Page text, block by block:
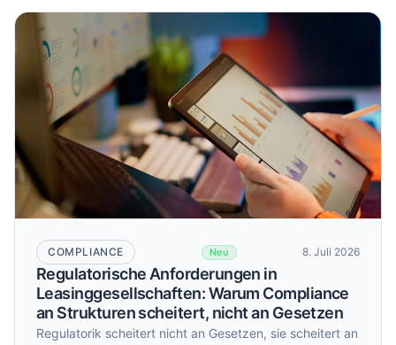
COMPLIANCE Neu 8. Juli 2026
Regulatorische Anforderungen in
Leasinggesellschaften: Warum Compliance
an Strukturen scheitert, nicht an Gesetzen
Regulatorik scheitert nicht an Gesetzen, sie scheitert an